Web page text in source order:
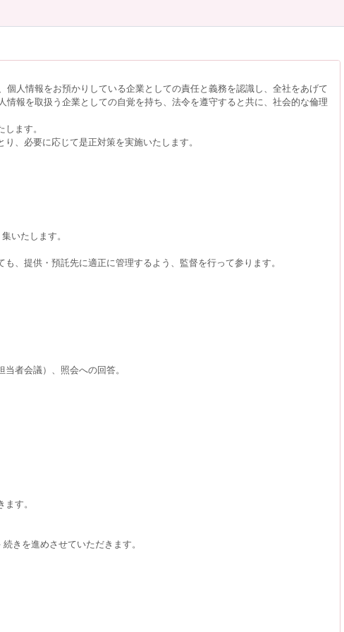
人情報をお預かりしている企業としての責任と義務を認識し、全社をあげて
報を取扱う企業としての自覚を持ち、法令を遵守すると共に、社会的な倫理
ます。
、必要に応じて是正対策を実施いたします。
いたします。
、提供・預託先に適正に管理するよう、監督を行って参ります。
者会議）、照会への回答。
す。
きを進めさせていただきます。